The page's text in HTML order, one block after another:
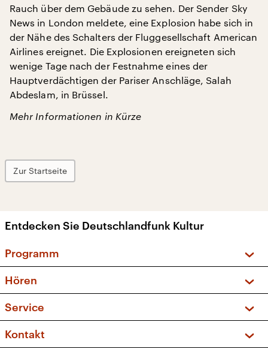
Rauch über dem Gebäude zu sehen. Der Sender Sky
News in London meldete, eine Explosion habe sich in
der Nähe des Schalters der Fluggesellschaft American
Airlines ereignet. Die Explosionen ereigneten sich
wenige Tage nach der Festnahme eines der
Hauptverdächtigen der Pariser Anschläge, Salah
Abdeslam, in Brüssel.
Mehr Informationen in Kürze
Zur Startseite
Entdecken Sie Deutschlandfunk Kultur
Programm
Sendungen und Podcasts
Musikliste
Kakadu – Das Kinderprogramm
Hören
Frequenzen (UKW + DAB+)
Service
FAQ
Kontakt